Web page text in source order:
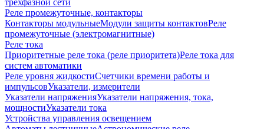
трёхфазной сети
Реле промежуточные, контакторы
Контакторы модульныеМодули защиты контактовРеле
промежуточные (электромагнитные)
Реле тока
Приоритетные реле тока (реле приоритета)Реле тока для
систем автоматики
Реле уровня жидкостиСчетчики времени работы и
импульсовУказатели, измерители
Указатели напряженияУказатели напряжения, тока,
мощностиУказатели тока
Устройства управления освещением